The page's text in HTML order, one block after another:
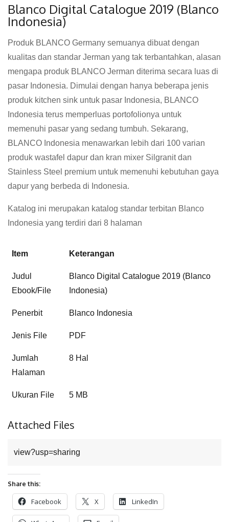
Blanco Digital Catalogue 2019 (Blanco
Indonesia)
Produk BLANCO Germany semuanya dibuat dengan
kualitas dan standar Jerman yang tak terbantahkan, alasan
mengapa produk BLANCO Jerman diterima secara luas di
pasar Indonesia. Dimulai dengan hanya beberapa jenis
produk kitchen sink untuk pasar Indonesia, BLANCO
Indonesia terus memperluas portofolionya untuk
memenuhi pasar yang sedang tumbuh. Sekarang,
BLANCO Indonesia menawarkan lebih dari 100 varian
produk wastafel dapur dan kran mixer Silgranit dan
Stainless Steel premium untuk memenuhi kebutuhan gaya
dapur yang berbeda di Indonesia.
Katalog ini merupakan katalog standar terbitan Blanco
Indonesia yang terdiri dari 8 halaman
Item Keterangan
Judul
Ebook/File
Blanco Digital Catalogue 2019 (Blanco
Indonesia)
Penerbit Blanco Indonesia
Jenis File PDF
Jumlah
Halaman
8 Hal
Ukuran File 5 MB
Attached Files
view?usp=sharing
Share this:
Facebook X LinkedIn